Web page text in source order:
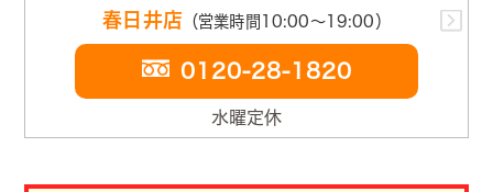
春日井店 （営業時間10:00～19:00）
0120-28-1820
水曜定休